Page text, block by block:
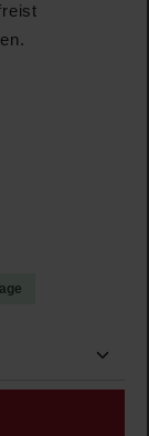
Wert ein